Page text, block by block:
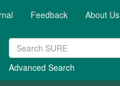
Feedback About Us
Advanced Search